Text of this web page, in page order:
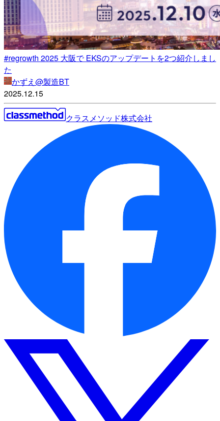
#regrowth 2025 大阪で EKSのアップデートを2つ紹介しまし
た
かずえ@製造BT
2025.12.15
クラスメソッド株式会社